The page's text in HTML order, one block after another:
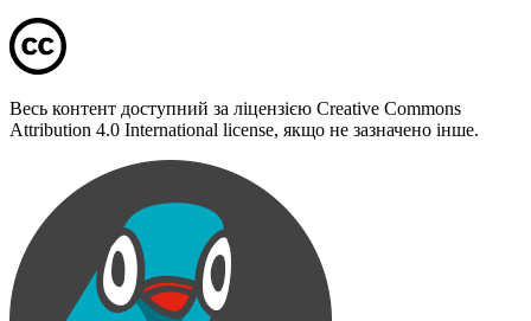
Весь контент доступний за ліцензією Creative Commons
Attribution 4.0 International license, якщо не зазначено інше.